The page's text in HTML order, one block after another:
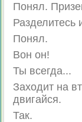
Понял.
Разделитесь
Понял.
Вон он!
Ты всегда...
Заходит на
двигайся.
Так.